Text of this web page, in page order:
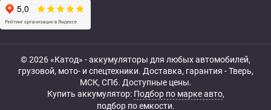
© 2026 «Катод» - аккумуляторы для любых автомобилей,
грузовой, мото- и спецтехники. Доставка, гарантия - Тверь,
МСК, СПб. Доступные цены.
Купить аккумулятор: Подбор по марке авто,
подбор по емкости.